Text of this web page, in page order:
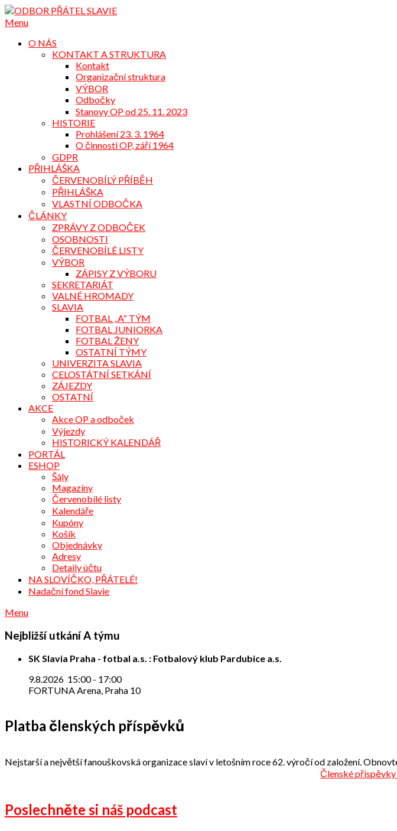
Přejdi
na
Menu
O NÁS
KONTAKT A STRUKTURA
Kontakt
Organizační struktura
VÝBOR
Odbočky
Stanovy OP od 25. 11. 2023
HISTORIE
Prohlášení 23. 3. 1964
O činnosti OP, září 1964
GDPR
PŘIHLÁŠKA
ČERVENOBÍLÝ PŘÍBĚH
PŘIHLÁŠKA
VLASTNÍ ODBOČKA
ČLÁNKY
ZPRÁVY Z ODBOČEK
OSOBNOSTI
ČERVENOBÍLÉ LISTY
VÝBOR
ZÁPISY Z VÝBORU
SEKRETARIÁT
VALNÉ HROMADY
SLAVIA
FOTBAL „A“ TÝM
FOTBAL JUNIORKA
FOTBAL ŽENY
OSTATNÍ TÝMY
UNIVERZITA SLAVIA
CELOSTÁTNÍ SETKÁNÍ
ZÁJEZDY
OSTATNÍ
AKCE
Akce OP a odboček
Výjezdy
HISTORICKÝ KALENDÁŘ
PORTÁL
ESHOP
Šály
Magazíny
Červenobílé listy
Kalendáře
Kupóny
Košík
Objednávky
Adresy
Detaily účtu
NA SLOVÍČKO, PŘÁTELÉ!
Nadační fond Slavie
Menu
Nejbližší utkání A týmu
SK Slavia Praha - fotbal a.s. : Fotbalový klub Pardubice a.s.
9.8.2026 15:00- 17:00
FORTUNA Arena, Praha 10
Platba členských příspěvků
Nejstarší a největší fanouškovská organizace slaví v letošním roce 62. výročí od založení.
Členské
Poslechněte si náš podcast